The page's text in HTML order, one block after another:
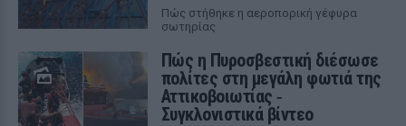
Πώς στήθηκε η αεροπορική γέφυρα
σωτηρίας
Πώς η Πυροσβεστική διέσωσε
πολίτες στη μεγάλη φωτιά της
Αττικοβοιωτίας ‑
Συγκλονιστικά βίντεο